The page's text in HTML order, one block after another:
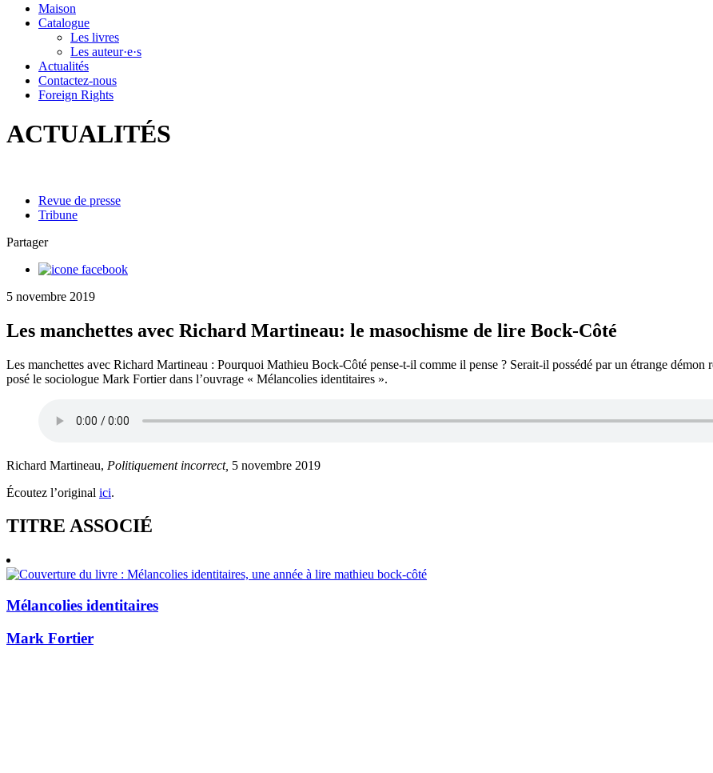
Maison
Catalogue
Les livres
Les auteur·e·s
Actualités
Contactez-nous
Foreign Rights
ACTUALITÉS
Revue de presse
Tribune
Partager
5 novembre 2019
Les manchettes avec Richard Martineau: le masochisme de lire Bock-Côté
Les manchettes avec Richard Martineau : Pourquoi Mathieu Bock-Côté pense-t-il comme il pense ? Serait-il possédé par un étrange démon
posé le sociologue Mark Fortier dans l’ouvrage « Mélancolies identitaires ».
Richard Martineau, Politiquement incorrect, 5 novembre 2019
Écoutez l’original ici.
TITRE ASSOCIÉ
Mélancolies identitaires
Mark Fortier